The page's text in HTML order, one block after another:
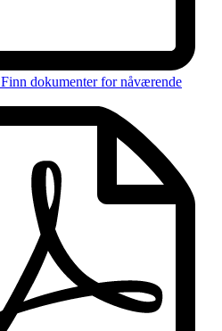
Finn dokumenter fornåværende